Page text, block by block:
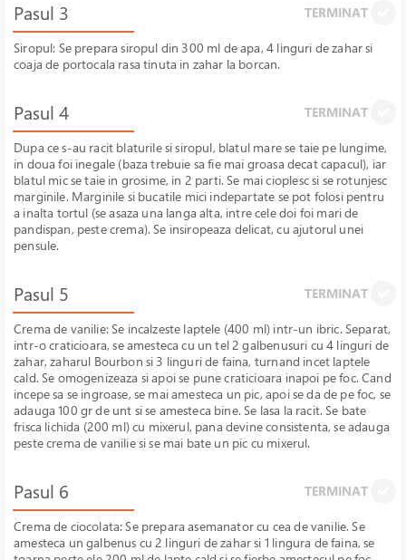
Pasul 3 TERMINAT
Siropul: Se prepara siropul din 300 ml de apa, 4 linguri de zahar si
coaja de portocala rasa tinuta in zahar la borcan.
Pasul 4 TERMINAT
Dupa ce s-au racit blaturile si siropul, blatul mare se taie pe lungime,
in doua foi inegale (baza trebuie sa fie mai groasa decat capacul), iar
blatul mic se taie in grosime, in 2 parti. Se mai cioplesc si se rotunjesc
marginile. Marginile si bucatile mici indepartate se pot folosi pentru
a inalta tortul (se asaza una langa alta, intre cele doi foi mari de
pandispan, peste crema). Se insiropeaza delicat, cu ajutorul unei
pensule.
Pasul 5 TERMINAT
Crema de vanilie: Se incalzeste laptele (400 ml) intr-un ibric. Separat,
intr-o craticioara, se amesteca cu un tel 2 galbenusuri cu 4 linguri de
zahar, zaharul Bourbon si 3 linguri de faina, turnand incet laptele
cald. Se omogenizeaza si apoi se pune craticioara inapoi pe foc. Cand
incepe sa se ingroase, se mai amesteca un pic, apoi se da de pe foc, se
adauga 100 gr de unt si se amesteca bine. Se lasa la racit. Se bate
frisca lichida (200 ml) cu mixerul, pana devine consistenta, se adauga
peste crema de vanilie si se mai bate un pic cu mixerul.
Pasul 6 TERMINAT
Crema de ciocolata: Se prepara asemanator cu cea de vanilie. Se
amesteca un galbenus cu 2 linguri de zahar si 1 lingura de faina, se